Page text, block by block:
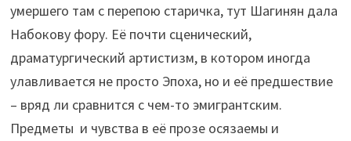
умершего там с перепою старичка, тут Шагинян дала
Набокову фору. Её почти сценический,
драматургический артистизм, в котором иногда
улавливается не просто Эпоха, но и её предшествие
– вряд ли сравнится с чем-то эмигрантским.
Предметы и чувства в её прозе осязаемы и